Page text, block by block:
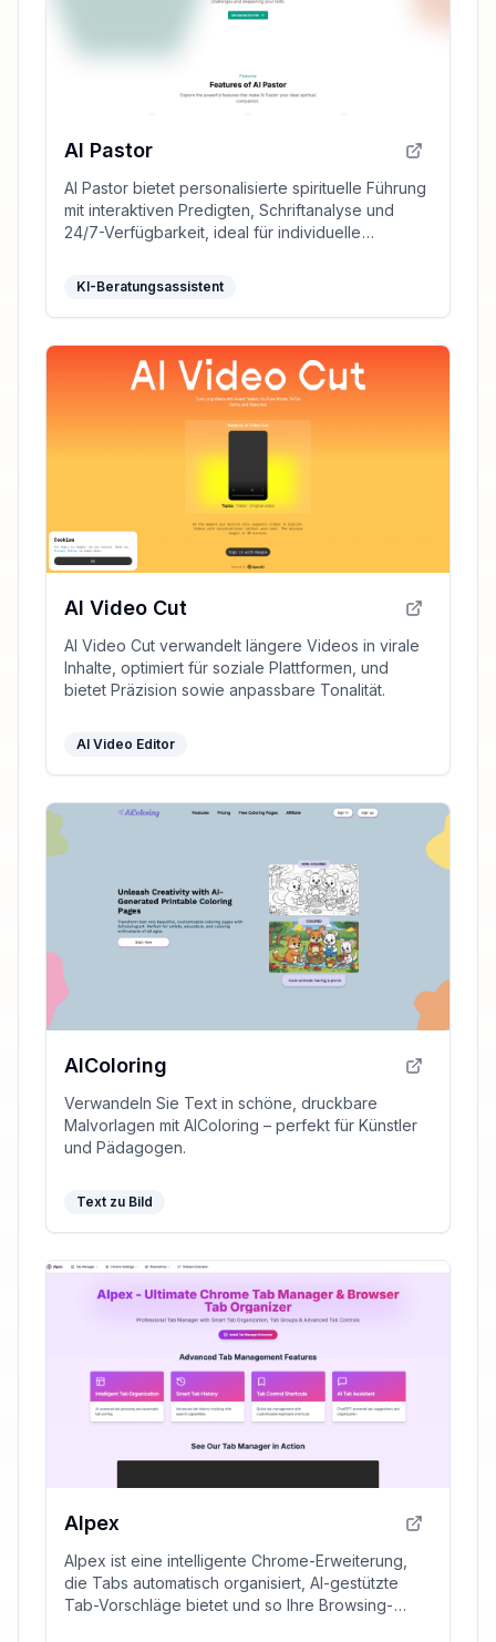
AI Pastor
AI Pastor bietet personalisierte spirituelle Führung
mit interaktiven Predigten, Schriftanalyse und
24/7-Verfügbarkeit, ideal für individuelle
KI-Beratungsassistent
AI Video Cut
AI Video Cut verwandelt längere Videos in virale
Inhalte, optimiert für soziale Plattformen, und
bietet Präzision sowie anpassbare Tonalität.
AI Video Editor
AIColoring
Verwandeln Sie Text in schöne, druckbare
Malvorlagen mit AIColoring – perfekt für Künstler
und Pädagogen.
Text zu Bild
AIpex
AIpex ist eine intelligente Chrome-Erweiterung,
die Tabs automatisch organisiert, AI-gestützte
Tab-Vorschläge bietet und so Ihre Browsing-